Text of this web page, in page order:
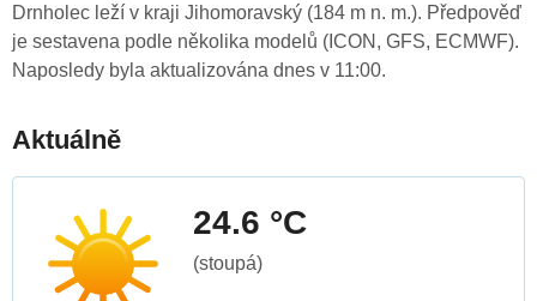
Drnholec leží v kraji Jihomoravský (184 m n. m.). Předpověď
je sestavena podle několika modelů (ICON, GFS, ECMWF).
Naposledy byla aktualizována dnes v 11:00.
Aktuálně
24.6 °C
(stoupá)